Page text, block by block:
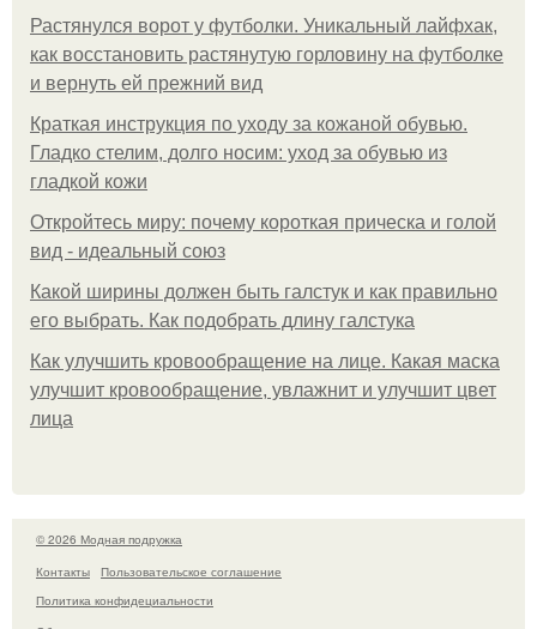
Растянулся ворот у футболки. Уникальный лайфхак,
как восстановить растянутую горловину на футболке
и вернуть ей прежний вид
Краткая инструкция по уходу за кожаной обувью.
Гладко стелим, долго носим: уход за обувью из
гладкой кожи
Откройтесь миру: почему короткая прическа и голой
вид - идеальный союз
Какой ширины должен быть галстук и как правильно
его выбрать. Как подобрать длину галстука
Как улучшить кровообращение на лице. Какая маска
улучшит кровообращение, увлажнит и улучшит цвет
лица
© 2026 Модная подружка
Контакты
Пользовательское соглашение
Политика конфидециальности